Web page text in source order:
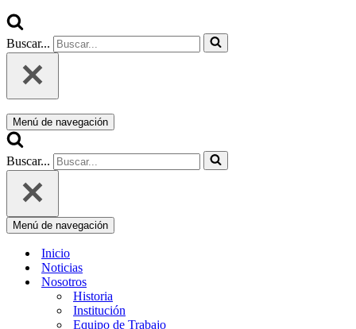
Buscar...
Menú de navegación
Buscar...
Menú de navegación
Inicio
Noticias
Nosotros
Historia
Institución
Equipo de Trabajo